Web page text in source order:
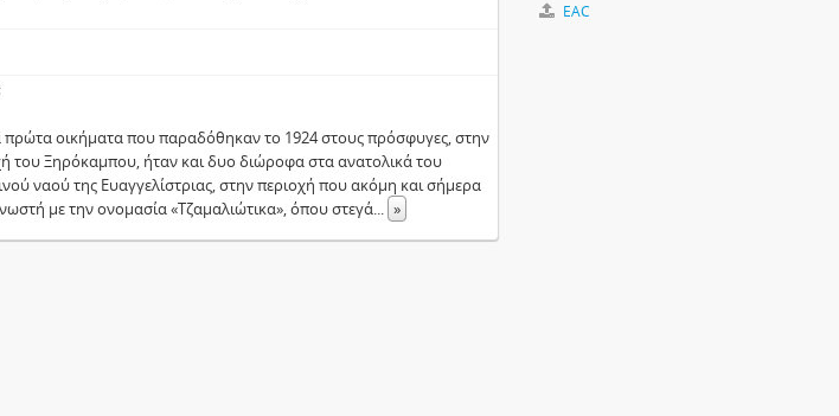
πρώτα οικήματα που παραδόθηκαν το 1924 στους πρόσφυγες, στην
του Ξηρόκαμπου, ήταν και δυο διώροφα στα ανατολικά του
ναού της Ευαγγελίστριας, στην περιοχή που ακόμη και σήμερα
με την ονομασία «Τζαμαλιώτικα», όπου στεγά... »
EAC